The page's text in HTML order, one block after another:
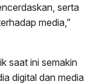
serta
media,”
saat ini semakin
digital dan media